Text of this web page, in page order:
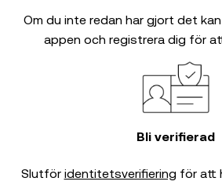
Om du inte redan har gjort det
appen och registrera dig för
Bli verifierad
Slutför identitetsverifiering för att